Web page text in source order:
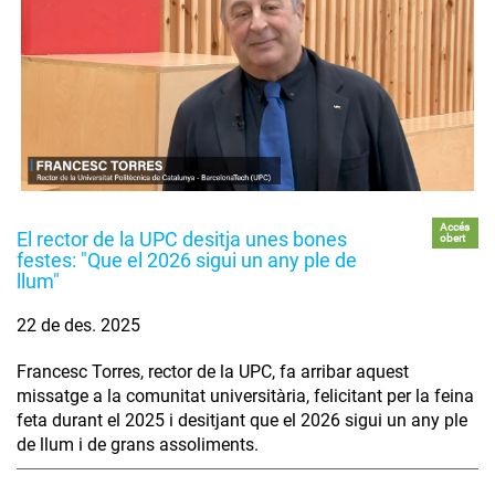
El rector de la UPC desitja unes bones
festes: "Que el 2026 sigui un any ple de
llum"
Accés
obert
22 de des. 2025
Francesc Torres, rector de la UPC, fa arribar aquest
missatge a la comunitat universitària, felicitant per la feina
feta durant el 2025 i desitjant que el 2026 sigui un any ple
de llum i de grans assoliments.